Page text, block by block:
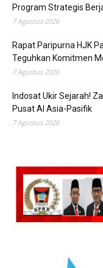
Program Strategis
7 Agustus 2026
Rapat Paripurna HJK
Teguhkan Komitmen
7 Agustus 2026
Indosat Ukir Sejarah!
Pusat AI Asia-Pasifik
7 Agustus 2026